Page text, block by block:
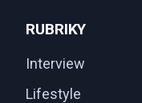
RUBRIKY
Interview
Lifestyle